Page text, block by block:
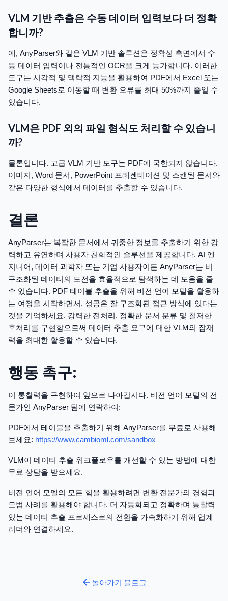
VLM 기반 추출은 수동 데이터 입력보다 더 정확
합니까?
예, AnyParser와 같은 VLM 기반 솔루션은 정확성 측면에서 수
동 데이터 입력이나 전통적인 OCR을 크게 능가합니다. 이러한
도구는 시각적 및 맥락적 지능을 활용하여 PDF에서 Excel 또는
Google Sheets로 이동할 때 변환 오류를 최대 50%까지 줄일 수
있습니다.
VLM은 PDF 외의 파일 형식도 처리할 수 있습니
까?
물론입니다. 고급 VLM 기반 도구는 PDF에 국한되지 않습니다.
이미지, Word 문서, PowerPoint 프레젠테이션 및 스캔된 문서와
같은 다양한 형식에서 데이터를 추출할 수 있습니다.
결론
AnyParser는 복잡한 문서에서 귀중한 정보를 추출하기 위한 강
력하고 유연하며 사용자 친화적인 솔루션을 제공합니다. AI 엔
지니어, 데이터 과학자 또는 기업 사용자이든 AnyParser는 비
구조화된 데이터의 도전을 효율적으로 탐색하는 데 도움을 줄
수 있습니다. PDF 테이블 추출을 위해 비전 언어 모델을 활용하
는 여정을 시작하면서, 성공은 잘 구조화된 접근 방식에 있다는
것을 기억하세요. 강력한 전처리, 정확한 문서 분류 및 철저한
후처리를 구현함으로써 데이터 추출 요구에 대한 VLM의 잠재
력을 최대한 활용할 수 있습니다.
행동 촉구:
이 통찰력을 구현하여 앞으로 나아갑시다. 비전 언어 모델의 전
문가인 AnyParser 팀에 연락하여:
PDF에서 테이블을 추출하기 위해 AnyParser를 무료로 사용해
보세요: https://www.cambioml.com/sandbox
VLM이 데이터 추출 워크플로우를 개선할 수 있는 방법에 대한
무료 상담을 받으세요.
비전 언어 모델의 모든 힘을 활용하려면 변환 전문가의 경험과
모범 사례를 활용해야 합니다. 더 자동화되고 정확하며 통찰력
있는 데이터 추출 프로세스로의 전환을 가속화하기 위해 업계
리더와 연결하세요.
돌아가기 블로그